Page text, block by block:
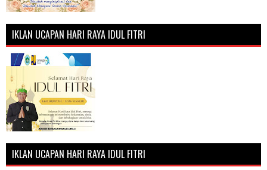
IKLAN UCAPAN HARI RAYA IDUL FITRI
IKLAN UCAPAN HARI RAYA IDUL FITRI